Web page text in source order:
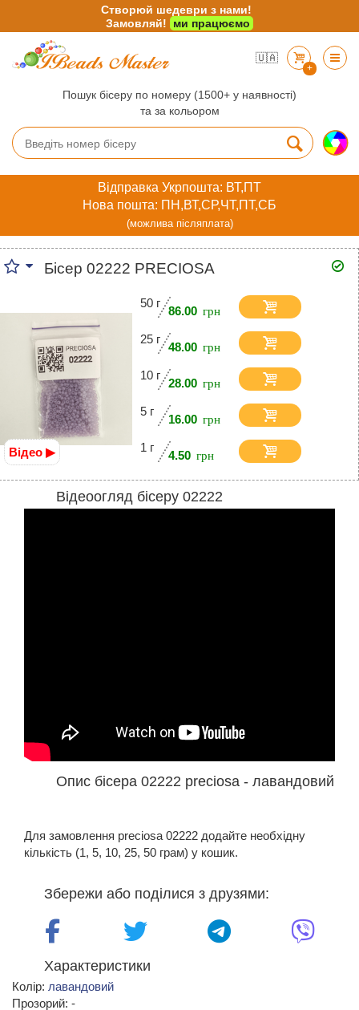
🇺🇦
+
Пошук бісеру по номеру (1500+ у наявності)
та за кольором
Відправка Укрпошта: ВТ,ПТ
Нова пошта: ПН,ВТ,СР,ЧТ,ПТ,СБ
(можлива післяплата)
Бісер 02222 PRECIOSA
Відео ▶
50 г
86.00
25 г
48.00
10 г
28.00
5 г
16.00
1 г
4.50
Відеоогляд бісеру 02222
Опис бісера 02222 preciosa - лавандовий
Для замовлення preciosa 02222 додайте необхідну
кількість (1, 5, 10, 25, 50 грам) у кошик.
Збережи або поділися з друзями:
Характеристики
Колір: лавандовий
Прозорий: -
Створюй шедеври з нами!
Замовляй!
ми працюємо